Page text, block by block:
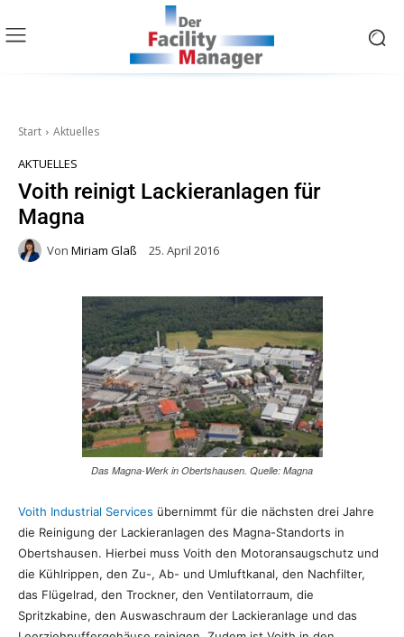
Start Aktuelles
AKTUELLES
Voith reinigt Lackieranlagen für
Magna
Von Miriam Glaß 25. April 2016
Das Magna-Werk in Obertshausen. Quelle: Magna
Voith Industrial Services übernimmt für die nächsten drei Jahre
die Reinigung der Lackieranlagen des Magna-Standorts in
Obertshausen. Hierbei muss Voith den Motoransaugschutz und
die Kühlrippen, den Zu-, Ab- und Umluftkanal, den Nachfilter,
das Flügelrad, den Trockner, den Ventilatorraum, die
Spritzkabine, den Auswaschraum der Lackieranlage und das